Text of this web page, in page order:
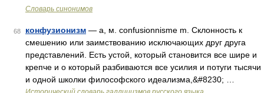
Словарь синонимов
68 конфузионизм — а, м. confusionnisme m. Склонность к
смешению или заимствованию исключающих друг друга
представлений. Есть устой, который становится все шире и
крепче и о который разбиваются все усилия и потуги тысячи
и одной школки философского идеализма,&#8230; …